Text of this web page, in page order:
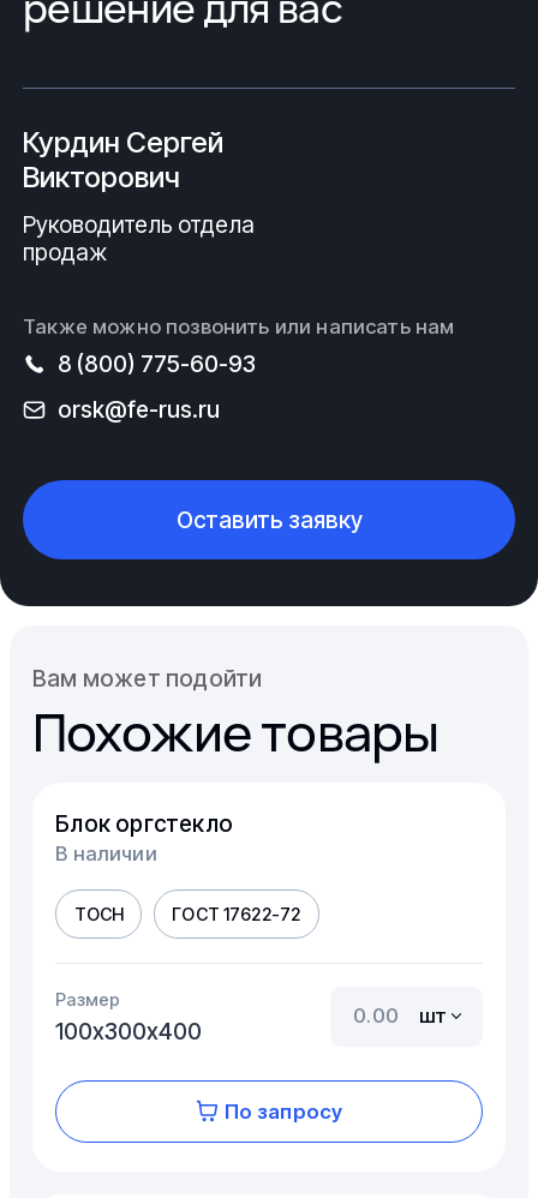
Курдин Сергей
Викторович
Руководитель отдела
продаж
Также можно позвонить или написать нам
8 (800) 775-60-93
orsk@fe-rus.ru
Оставить заявку
Вам может подойти
Похожие товары
Блок оргстекло
В наличии
ТОСН ГОСТ 17622-72
Размер
100х300х400
шт
По запросу